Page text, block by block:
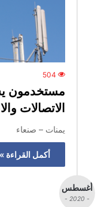
504
مستخدمون
الاتصالات
يمنات – صنعاء
أكمل القراءة »
أغسطس
- 2020 -